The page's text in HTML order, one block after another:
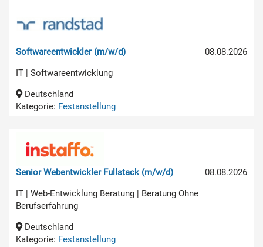
08.08.2026
Softwareentwickler (m/w/d)
IT | Softwareentwicklung
Deutschland
Kategorie: Festanstellung
08.08.2026
Senior Webentwickler Fullstack (m/w/d)
IT | Web-Entwicklung Beratung | Beratung Ohne
Berufserfahrung
Deutschland
Kategorie: Festanstellung